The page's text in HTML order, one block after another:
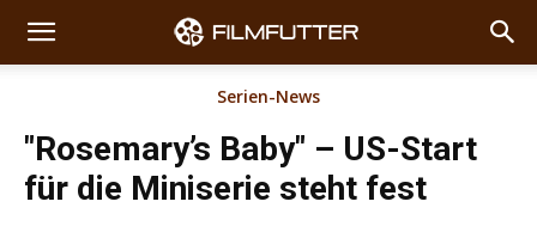
Serien-News
"Rosemary’s Baby" – US-Start
für die Miniserie steht fest